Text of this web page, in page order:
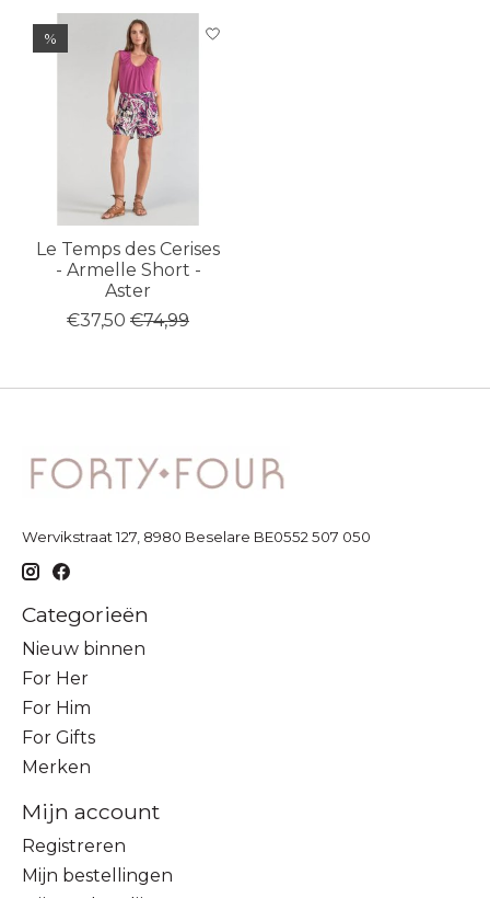
Items van productcarrousel
%
Le Temps des Cerises
- Armelle Short -
Aster
€37,50 €74,99
Wervikstraat 127, 8980 Beselare BE0552 507 050
Categorieën
Nieuw binnen
For Her
For Him
For Gifts
Merken
Mijn account
Registreren
Mijn bestellingen